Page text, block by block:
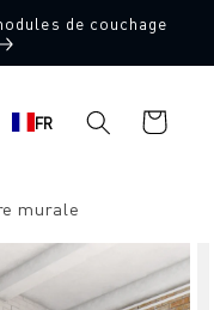
de couchage
FR
Panier
d'achat
murale